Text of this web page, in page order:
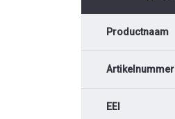
Productnaam
Artikelnummer
EEI